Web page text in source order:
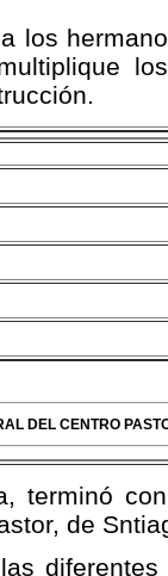
los
DEL CENTRO
terminó
de